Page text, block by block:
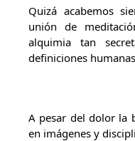
Quizá acabemos
unión de
alquimia tan
definiciones
A pesar del dolor la
en imágenes y